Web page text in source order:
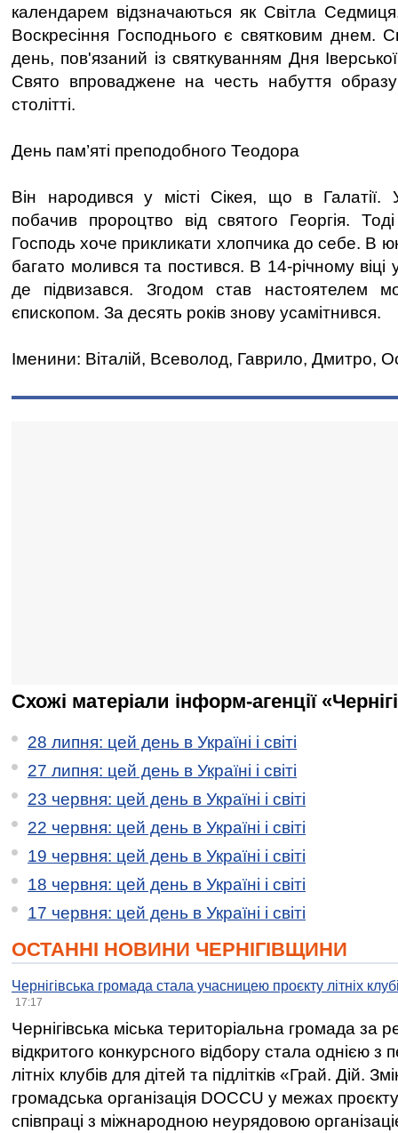
календарем відзначаються як Світла
Воскресіння Господнього є святковим днем.
день, пов'язаний із святкуванням Дня
Свято впроваджене на честь набуття
столітті.
День пам’яті преподобного Теодора
Він народився у місті Сікея, що в Галатії.
побачив пророцтво від святого Георгія.
Господь хоче прикликати хлопчика до себе. В
багато молився та постився. В 14-річному віці
де підвизався. Згодом став настоятелем
єпископом. За десять років знову усамітнився.
Іменини: Віталій, Всеволод, Гаврило, Дмитро,
Схожі матеріали інформ-агенції
28 липня: цей день в Україні і світі
27 липня: цей день в Україні і світі
23 червня: цей день в Україні і світі
22 червня: цей день в Україні і світі
19 червня: цей день в Україні і світі
18 червня: цей день в Україні і світі
17 червня: цей день в Україні і світі
ОСТАННІ НОВИНИ ЧЕРНІГІВЩИНИ
Чернігівська громада стала учасницею проєкту літніх
17:17
Чернігівська міська територіальна громада за
відкритого конкурсного відбору стала однією
літніх клубів для дітей та підлітків «Грай. Дій.
громадська організація DOCCU у межах
співпраці з міжнародною неурядовою